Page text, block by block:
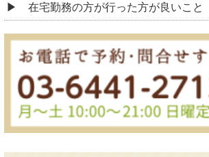
在宅勤務の方が行った方が良いこと